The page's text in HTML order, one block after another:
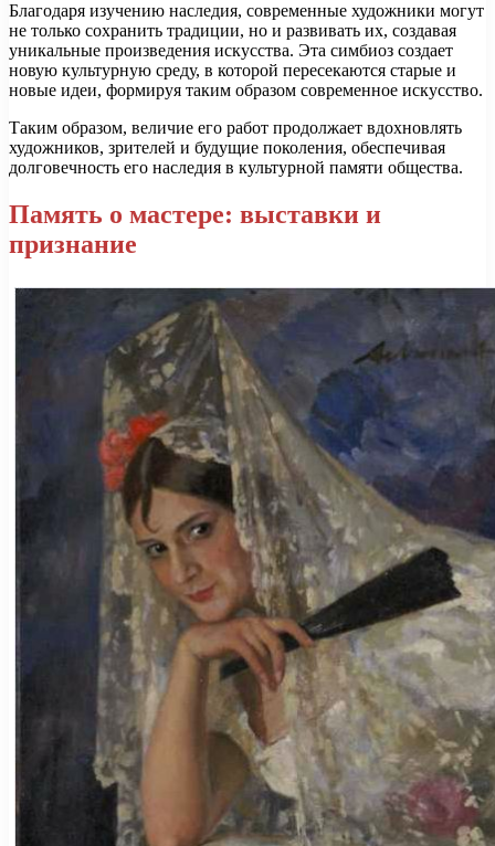
Благодаря изучению наследия, современные художники могут
не только сохранить традиции, но и развивать их, создавая
уникальные произведения искусства. Эта симбиоз создает
новую культурную среду, в которой пересекаются старые и
новые идеи, формируя таким образом современное искусство.
Таким образом, величие его работ продолжает вдохновлять
художников, зрителей и будущие поколения, обеспечивая
долговечность его наследия в культурной памяти общества.
Память о мастере: выставки и
признание